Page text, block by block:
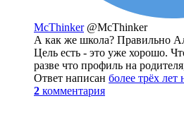
McThinker @McThinker
А как же школа? Правильно
Цель есть - это уже хорошо.
разве что профиль на
Ответ написан более трёх лет
2 комментария